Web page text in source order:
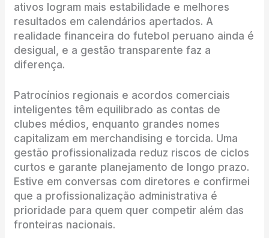
ativos logram mais estabilidade e melhores
resultados em calendários apertados. A
realidade financeira do futebol peruano ainda é
desigual, e a gestão transparente faz a
diferença.
Patrocínios regionais e acordos comerciais
inteligentes têm equilibrado as contas de
clubes médios, enquanto grandes nomes
capitalizam em merchandising e torcida. Uma
gestão profissionalizada reduz riscos de ciclos
curtos e garante planejamento de longo prazo.
Estive em conversas com diretores e confirmei
que a profissionalização administrativa é
prioridade para quem quer competir além das
fronteiras nacionais.